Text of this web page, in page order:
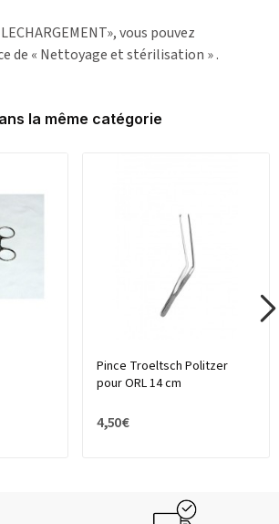
vous pouvez
de « Nettoyage et stérilisation » .
la même catégorie
Pince Troeltsch Politzer
pour ORL 14 cm
4,50 €